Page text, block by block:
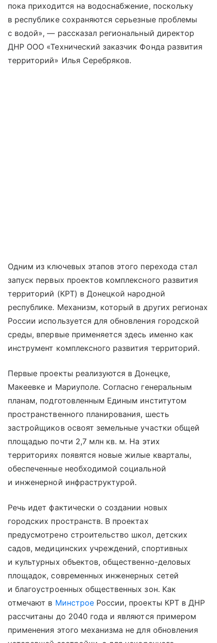
пока приходится на водоснабжение, поскольку
в республике сохраняются серьезные проблемы
с водой», — рассказал региональный директор
ДНР ООО «Технический заказчик Фонда развития
территорий» Илья Серебряков.
Одним из ключевых этапов этого перехода стал
запуск первых проектов комплексного развития
территорий (КРТ) в Донецкой народной
республике. Механизм, который в других регионах
России используется для обновления городской
среды, впервые применяется здесь именно как
инструмент комплексного развития территорий.
Первые проекты реализуются в Донецке,
Макеевке и Мариуполе. Согласно генеральным
планам, подготовленным Единым институтом
пространственного планирования, шесть
застройщиков освоят земельные участки общей
площадью почти 2,7 млн кв. м. На этих
территориях появятся новые жилые кварталы,
обеспеченные необходимой социальной
и инженерной инфраструктурой.
Речь идет фактически о создании новых
городских пространств. В проектах
предусмотрено строительство школ, детских
садов, медицинских учреждений, спортивных
и культурных объектов, общественно-деловых
площадок, современных инженерных сетей
и благоустроенных общественных зон. Как
отмечают в МинстроеРоссии, проекты КРТ в ДНР
рассчитаны до 2040 года и являются примером
применения этого механизма не для обновления